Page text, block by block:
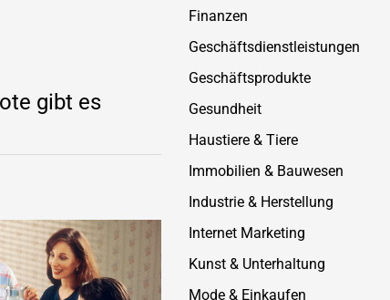
gibt es
Finanzen
Geschäftsdienstleistungen
Geschäftsprodukte
Gesundheit
Haustiere & Tiere
Immobilien & Bauwesen
Industrie & Herstellung
Internet Marketing
Kunst & Unterhaltung
Mode & Einkaufen